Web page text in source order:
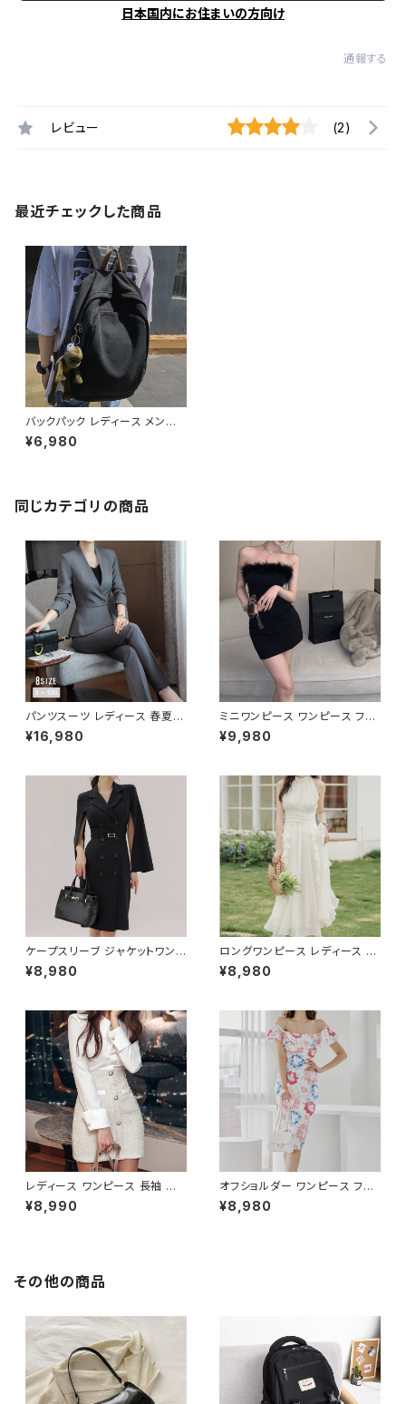
日本国内にお住まいの方向け
通報する
レビュー (2)
最近チェックした商品
バックパック レディース メンズ
リュック 春夏 秋冬 春 夏 秋 冬
黒 バッグ リュックサック 無地 シ
校生 中学生 ユニセックス 男性
女性 男の子 女の子 A4 B4 ベ
ク オフィス カレッジコーデ カジ
ュアル デイリー お出かけ K-B0
128
¥6,980
同じカテゴリの商品
パンツスーツ レディース 春夏
秋冬 春 夏 秋 冬 黒 紺 スーツ
上下セット 2点セット ジャケット
ビジネススーツ ロング パンツス
ーツ ロングパンツ ペプラム ノー
カラースーツ ペプラムジャケット
レディーススーツ 大きいサイズ
オフィス OL オフィスカジュアル
ビジネス 結婚式 パーティー お
呼ばれ ブラック ネイビー グレ
ー S M L XL 2XL 3XL 4XL 5
XL 10代 20代 30代 40代 C-
WAW1079
¥16,980
ミニワンピース ワンピース フェ
ザーデザイン タイトワンピース
チューブトップ レディース 春夏
ワンピドレス OL エレガント フ
ォーマル ブラック ボルドー ホワ
イト 大きいサイズ きれいめ ドレ
スワンピース お呼ばれ 韓国 フ
ァッション オフィスカジュアル 韓
国風 キャバドレス ナイトドレス
ナイトワンピ カジュアル 10代 2
0代 30代 40代 C-OSS0127
¥9,980
ケープスリーブ ジャケットワンピ
ース ベルト付き ワンピース レデ
ィース 長袖 襟付き タイト スー
ート 二次会 結婚式 春 夏 秋 冬
お呼ばれ ブラック ベージュ お
しゃれ 高見え 20代 30代 40代
フォーマル 体型カバー 人気 トレ
ンド C-OSS0136
¥8,980
ロングワンピース レディース シ
フォン フリル ハイネック ノース
リーブ フレア Aライン エレガン
秋 冬 お呼ばれ デート 食事会
フォーマル リゾート パーティー
人気 大人可愛い ホワイト C-O
¥8,980
レディース ワンピース 長袖 シャ
ツワンピース ツイード切替 ミニ
ワンピース 上品 フォーマル ホ
冬 着痩せ効果 きちんと見え カ
¥8,990
オフショルダー ワンピース フラ
ワー柄 タイトワンピース ドレス
花柄ワンピ 春夏 エレガント 大
¥8,980
その他の商品